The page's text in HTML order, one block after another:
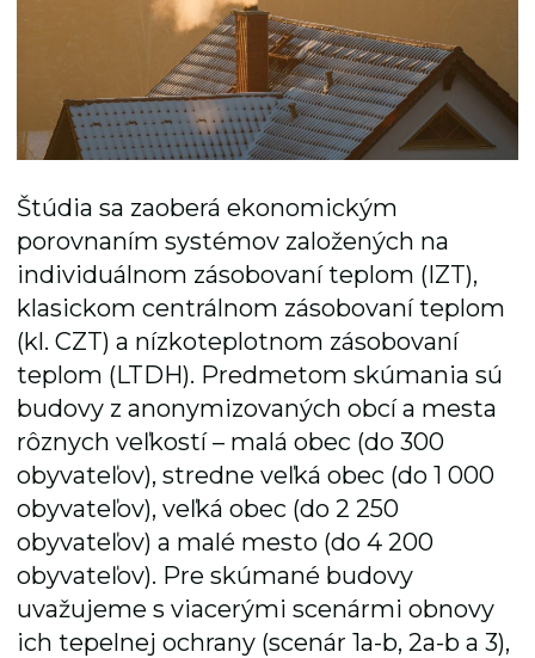
Štúdia sa zaoberá ekonomickým
porovnaním systémov založených na
individuálnom zásobovaní teplom (IZT),
klasickom centrálnom zásobovaní teplom
(kl. CZT) a nízkoteplotnom zásobovaní
teplom (LTDH). Predmetom skúmania sú
budovy z anonymizovaných obcí a mesta
rôznych veľkostí – malá obec (do 300
obyvateľov), stredne veľká obec (do 1 000
obyvateľov), veľká obec (do 2 250
obyvateľov) a malé mesto (do 4 200
obyvateľov). Pre skúmané budovy
uvažujeme s viacerými scenármi obnovy
ich tepelnej ochrany (scenár 1a-b, 2a-b a 3),